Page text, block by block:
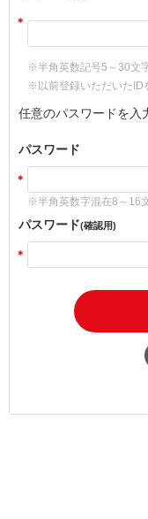
※半角英数記号5～30文
※以前登録いただいたID
任意のパスワードを入
パスワード
※半角英数字混在8～16
パスワード(確認用)